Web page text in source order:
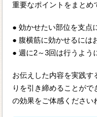
重要なポイントをまとめ
● 効かせたい部位を支点
● 腹横筋に効かせるには
● 週に2～3回は行うよう
お伝えした内容を実践す
りを引き締めることが
の効果をご体感ください